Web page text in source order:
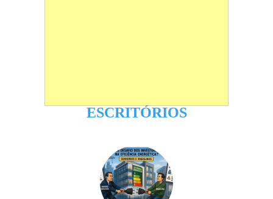
ESCRITÓRIOS